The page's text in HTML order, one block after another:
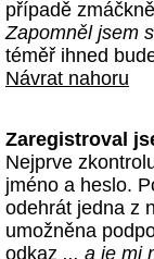
případě
Zapomněl jsem
téměř ihned
Návrat nahoru
Zaregistroval
Nejprve
jméno a heslo.
odehrát jedna z
umožněna
odkaz ... a je mi